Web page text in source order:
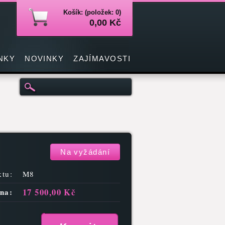
Na vyžádání
M8
17 500,00 Kč
NOVINKY ZAJÍMAVOSTI
Košík: (položek: 0)
0,00 Kč